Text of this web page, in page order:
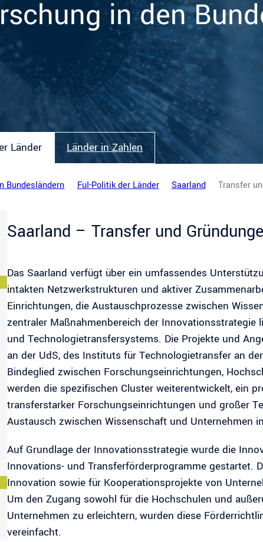
in den
Länder Länder in Zahlen
Bundesländern FuI-Politik der Länder Saarland Transfer
Saarland – Transfer und
Das Saarland verfügt über ein umfassendes
intakten Netzwerkstrukturen und aktiver
Einrichtungen, die Austauschprozesse zwischen
zentraler Maßnahmenbereich der
und Technologietransfersystems. Die Projekte und
an der UdS, des Instituts für Technologietransfer an
Bindeglied zwischen Forschungseinrichtungen,
werden die spezifischen Cluster weiterentwickelt, ein
transferstarker Forschungseinrichtungen und großer
Austausch zwischen Wissenschaft und Unternehmen
Auf Grundlage der Innovationsstrategie wurde die
Innovations- und Transferförderprogramme gestartet.
Innovation sowie für Kooperationsprojekte von
Um den Zugang sowohl für die Hochschulen und
Unternehmen zu erleichtern, wurden diese
vereinfacht.